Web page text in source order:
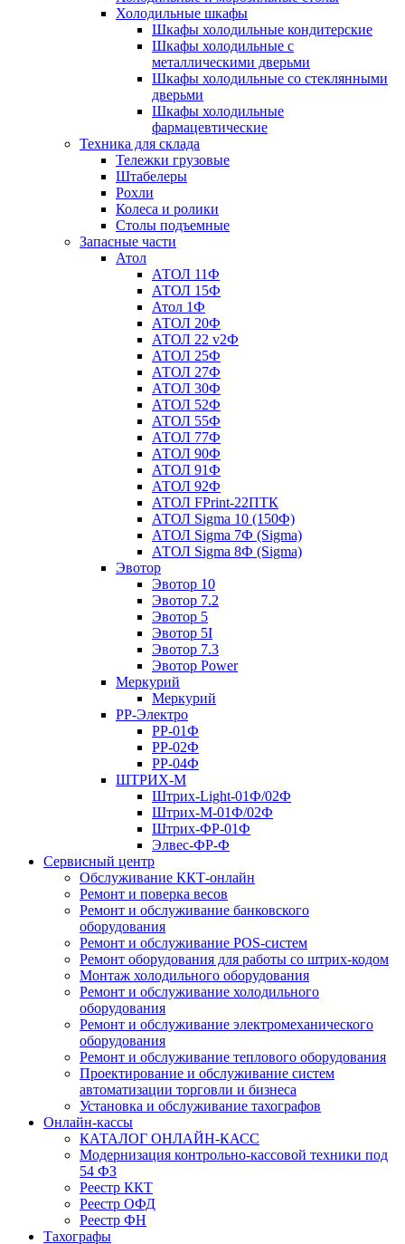
Холодильные шкафы
Шкафы холодильные кондитерские
Шкафы холодильные с
металлическими дверьми
Шкафы холодильные со стеклянными
дверьми
Шкафы холодильные
фармацевтические
Техника для склада
Тележки грузовые
Штабелеры
Рохли
Колеса и ролики
Столы подъемные
Запасные части
Атол
АТОЛ 11Ф
АТОЛ 15Ф
Атол 1Ф
АТОЛ 20Ф
АТОЛ 22 v2Ф
АТОЛ 25Ф
АТОЛ 27Ф
АТОЛ 30Ф
АТОЛ 52Ф
АТОЛ 55Ф
АТОЛ 77Ф
АТОЛ 90Ф
АТОЛ 91Ф
АТОЛ 92Ф
АТОЛ FPrint-22ПТК
АТОЛ Sigma 10 (150Ф)
АТОЛ Sigma 7Ф (Sigma)
АТОЛ Sigma 8Ф (Sigma)
Эвотор
Эвотор 10
Эвотор 7.2
Эвотор 5
Эвотор 5I
Эвотор 7.3
Эвотор Power
Меркурий
Меркурий
РР-Электро
РР-01Ф
РР-02Ф
РР-04Ф
ШТРИХ-М
Штрих-Light-01Ф/02Ф
Штрих-М-01Ф/02Ф
Штрих-ФР-01Ф
Элвес-ФР-Ф
Сервисный центр
Обслуживание ККТ-онлайн
Ремонт и поверка весов
Ремонт и обслуживание банковского
оборудования
Ремонт и обслуживание POS-систем
Ремонт оборудования для работы со штрих-кодом
Монтаж холодильного оборудования
Ремонт и обслуживание холодильного
оборудования
Ремонт и обслуживание электромеханического
оборудования
Ремонт и обслуживание теплового оборудования
Проектирование и обслуживание систем
автоматизации торговли и бизнеса
Установка и обслуживание тахографов
Онлайн-кассы
КАТАЛОГ ОНЛАЙН-КАСС
Модернизация контрольно-кассовой техники под
54 ФЗ
Реестр ККТ
Реестр ОФД
Реестр ФН
Тахографы